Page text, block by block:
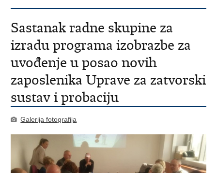
Sastanak radne skupine za
izradu programa izobrazbe za
uvođenje u posao novih
zaposlenika Uprave za zatvorski
sustav i probaciju
Galerija fotografija